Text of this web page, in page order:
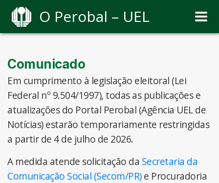
O Perobal – UEL
Comunicado
Em cumprimento à legislação eleitoral (Lei
Federal nº 9.504/1997), todas as publicações e
atualizações do Portal Perobal (Agência UEL de
Notícias) estarão temporariamente restringidas
a partir de 4 de julho de 2026.
A medida atende solicitação da Secretaria da
Comunicação Social (Secom/PR)e Procuradoria